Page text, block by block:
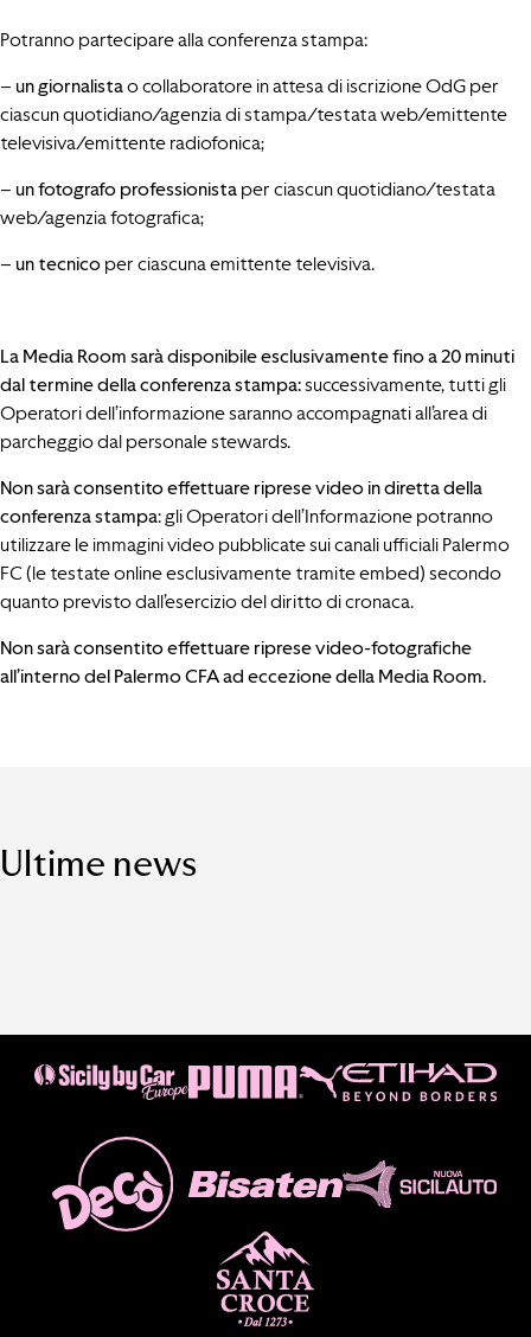
Potranno partecipare alla conferenza stampa:
– un giornalistao collaboratore in attesa di iscrizione OdG per
ciascun quotidiano/agenzia di stampa/testata web/emittente
televisiva/emittente radiofonica;
– un fotografo professionista per ciascun quotidiano/testata
web/agenzia fotografica;
– un tecnico per ciascuna emittente televisiva.
La Media Room sarà disponibile esclusivamente fino a 20 minuti
dal termine della conferenza stampa:successivamente, tutti gli
Operatori dell’informazione saranno accompagnati all’area di
parcheggio dal personale stewards.
Non sarà consentito effettuare riprese video in diretta della
conferenza stampa: gli Operatori dell’Informazione potranno
utilizzare le immagini video pubblicate sui canali ufficiali Palermo
FC (le testate online esclusivamente tramite embed) secondo
quanto previsto dall’esercizio del diritto di cronaca.
Non sarà consentito effettuare riprese video-fotografiche
all’interno del Palermo CFA ad eccezione della Media Room.
Ultime news